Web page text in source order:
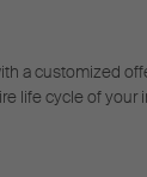
a customized
life cycle of your